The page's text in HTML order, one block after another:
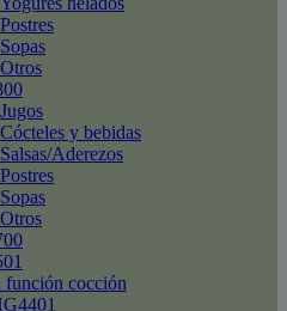
Postres
Sopas
Otros
Jugos
Cócteles y bebidas
Salsas/Aderezos
Postres
Sopas
Otros
función cocción